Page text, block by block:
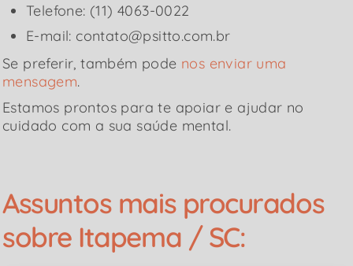
Telefone: (11) 4063-0022
E-mail: contato@psitto.com.br
Se preferir, também pode nos enviar uma
mensagem.
Estamos prontos para te apoiar e ajudar no
cuidado com a sua saúde mental.
Assuntos mais procurados
sobre Itapema / SC: